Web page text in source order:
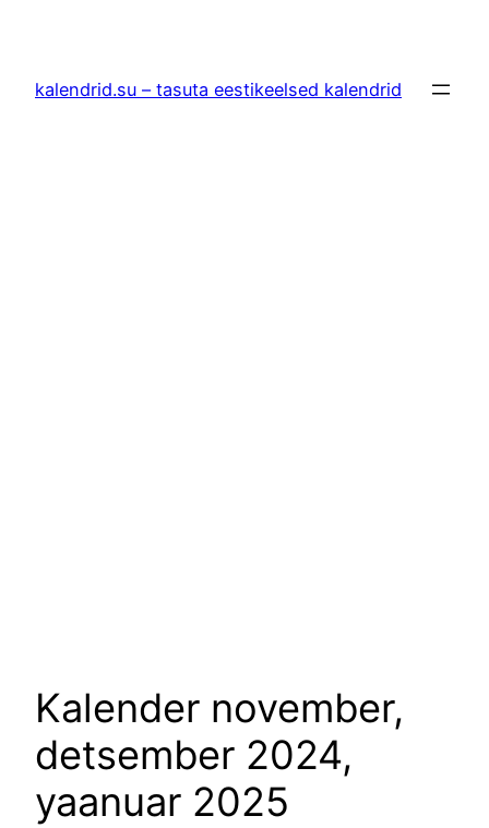
juurde
kalendrid.su – tasuta eestikeelsed kalendrid
Kalender november,
detsember 2024,
yaanuar 2025